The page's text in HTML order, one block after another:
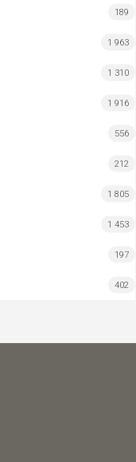
189
1 963
1 310
1 916
556
212
1 805
1 453
197
402